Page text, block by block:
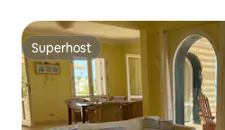
Superhost
Superhost